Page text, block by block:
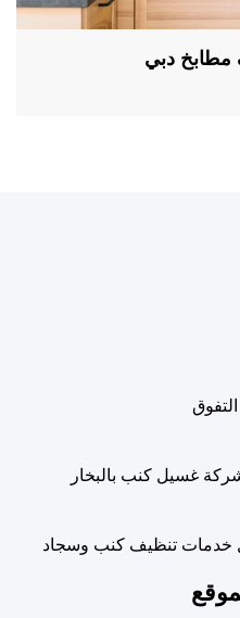
دبي
غسيل كنب بالبخار
خدمات تنظيف كنب وسجاد